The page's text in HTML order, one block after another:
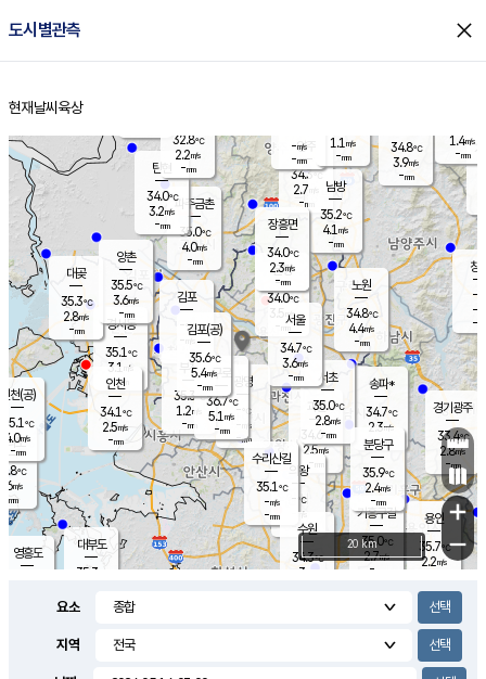
도시별관측 close
홈
현재날씨 육상
의도
℃
m/s
mm
영흥도
양주
34.3℃
2.7
-mm
과천
34.6℃
2.5m/s
- mm
용인
35.7℃
2.2m/s
경기광주
33.4℃
2.8m/s
-mm
대부도
35.3
경서동
35.1℃
3.1 m/s
-mm
파주금촌
35.0℃
4.0m/s
-mm
34.8℃
3.9m/s
-mm
대곶
35.3℃
2.8m/s
-mm
창
-
-m/
-
탄현
34.0℃
3.2m/s
-mm
1.4m/s
-mm
의왕
- ℃
m/s
mm
김포
- ℃
-m/s
mm
광명
- ℃
-m/s
-mm
부천
35.3℃
1.2m/s
-mm
양촌
35.5℃
3.6m/s
-mm
구로
36.7℃
5.1 m/s
-mm
은평
34.0℃
3.5 m/s
- mm
노원
34.8℃
4.4m/s
-mm
송파*
34.7℃
2.3m/s
-mm
서초
35.0℃
2.8m/s
-mm
남방
35.2℃
4.1 m/s
-mm
기흥구갈
35.0℃
2.7m/s
-
수리산길
35.1℃
-m/s
-mm
분당구
35.9℃
2.4m/s
-mm
장흥면
34.0℃
2.3m/s
-mm
-m/s
-mm
인천(공)
35.1℃
4.0m/s
-mm
김포(공)
35.6℃
5.4m/s
-mm
수원
34.3℃
3 m/s
인천
34.1℃
2.5m/s
-mm
서울
34.7℃
3.6m/s
-mm
32.8℃
2.2m/s
-mm
1.1 m/s
-mm
+
−
20 km
요소
지역